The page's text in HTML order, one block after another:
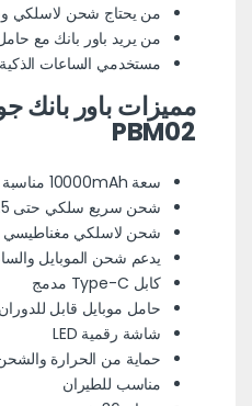
من يحتاج شحن لاسلكي
من يريد باور بانك مع
مستخدمي الساعات الذكية
PBM02
سعة 10000mAh مناسبة للاستخدام اليومي
شحن سريع سلكي حتى 22.5 واط
شحن لاسلكي مغناطيسي 3×1
يدعم شحن الموبايل
كابل Type-C مدمج
حامل موبايل قابل للدوران
شاشة رقمية LED
حماية من الحرارة والشحن
مناسب للطيران